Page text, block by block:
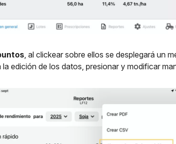
, al clickear sobre ellos se desplegará un
la edición de los datos, presionar y modificar